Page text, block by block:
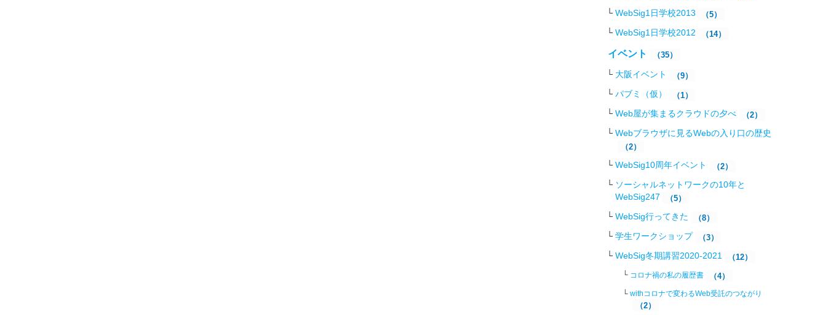
WebSig1日学校2013 （5）
WebSig1日学校2012 （14）
イベント （35）
大阪イベント （9）
パブミ（仮） （1）
Web屋が集まるクラウドの夕べ （2）
Webブラウザに見るWebの入り口の歴史
（2）
WebSig10周年イベント （2）
ソーシャルネットワークの10年と
WebSig247
（5）
WebSig行ってきた （8）
学生ワークショップ （3）
WebSig冬期講習2020-2021 （12）
コロナ禍の私の履歴書 （4）
withコロナで変わるWeb受託のつながり
（2）